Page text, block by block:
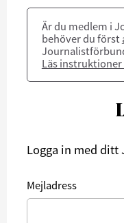
Är du medlem i
behöver du först
Läs
Logga in med
Mejladress